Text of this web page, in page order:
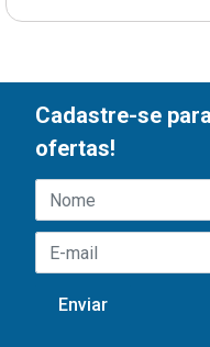
Cadastre-se
ofertas!